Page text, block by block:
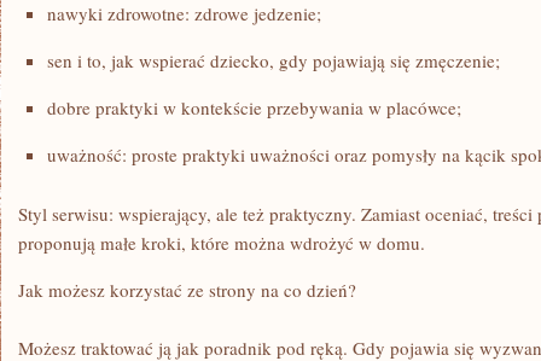
nawyki zdrowotne: zdrowe jedzenie;
sen i to, jak wspierać dziecko, gdy pojawiają się zmęczenie;
dobre praktyki w kontekście przebywania w placówce;
uważność: proste praktyki uważności oraz pomysły na kącik
Styl serwisu: wspierający, ale też praktyczny. Zamiast oceniać, treści
proponują małe kroki, które można wdrożyć w domu.
Jak możesz korzystać ze strony na co dzień?
Możesz traktować ją jak poradnik pod ręką. Gdy pojawia się